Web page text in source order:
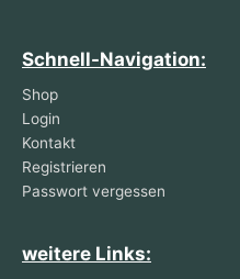
Schnell-Navigation:
Shop
Login
Kontakt
Registrieren
Passwort vergessen
weitere Links: